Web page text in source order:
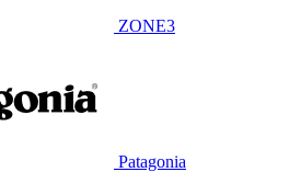
ZONE3
Patagonia